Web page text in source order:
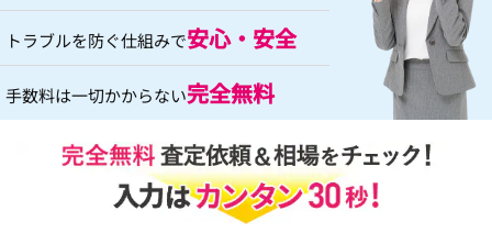
トラブルを防ぐ仕組みで安心・安全
手数料は一切かからない完全無料